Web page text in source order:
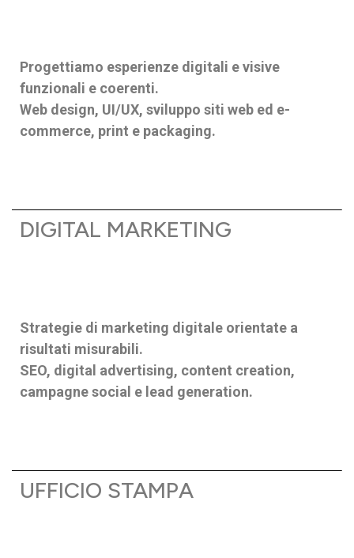
Progettiamo esperienze digitali e visive
funzionali e coerenti.
Web design, UI/UX, sviluppo siti web ed e-
commerce, print e packaging.
DIGITAL MARKETING
Strategie di marketing digitale orientate a
risultati misurabili.
SEO, digital advertising, content creation,
campagne social e lead generation.
UFFICIO STAMPA